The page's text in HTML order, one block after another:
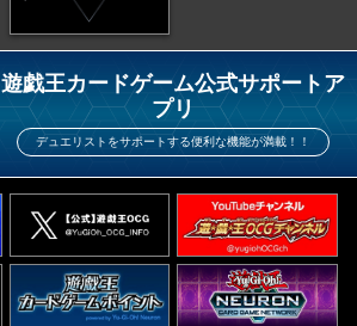
遊戯王カードゲーム公式サポートア
プリ
デュエリストをサポートする便利な機能が満載！！